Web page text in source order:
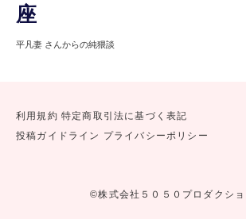
座
平凡妻 さんからの純猥談
利用規約 特定商取引法に基づく表記
投稿ガイドライン プライバシーポリシー
©株式会社５０５０プロダクショ